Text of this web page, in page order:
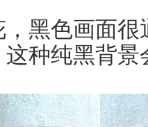
黑色画面
种纯黑背